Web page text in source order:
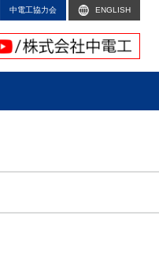
中電工協力会 ENGLISH